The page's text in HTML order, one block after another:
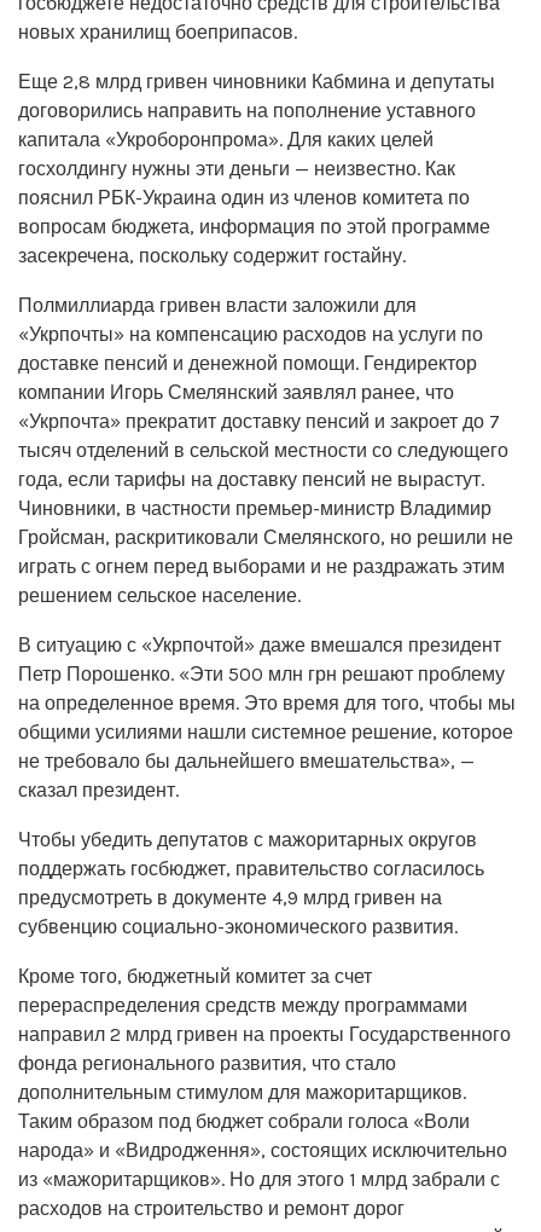
новых хранилищ боеприпасов.
Еще 2,8 млрд гривен чиновники Кабмина и депутаты
договорились направить на пополнение уставного
капитала «Укроборонпрома». Для каких целей
госхолдингу нужны эти деньги — неизвестно. Как
пояснил РБК-Украина один из членов комитета по
вопросам бюджета, информация по этой программе
засекречена, поскольку содержит гостайну.
Полмиллиарда гривен власти заложили для
«Укрпочты» на компенсацию расходов на услуги по
доставке пенсий и денежной помощи. Гендиректор
компании Игорь Смелянский заявлял ранее, что
«Укрпочта» прекратит доставку пенсий и закроет до 7
тысяч отделений в сельской местности со следующего
года, если тарифы на доставку пенсий не вырастут.
Чиновники, в частности премьер-министр Владимир
Гройсман, раскритиковали Смелянского, но решили не
играть с огнем перед выборами и не раздражать этим
решением сельское население.
В ситуацию с «Укрпочтой» даже вмешался президент
Петр Порошенко. «Эти 500 млн грн решают проблему
на определенное время. Это время для того, чтобы мы
общими усилиями нашли системное решение, которое
не требовало бы дальнейшего вмешательства», —
сказал президент.
Чтобы убедить депутатов с мажоритарных округов
поддержать госбюджет, правительство согласилось
предусмотреть в документе 4,9 млрд гривен на
субвенцию социально-экономического развития.
Кроме того, бюджетный комитет за счет
перераспределения средств между программами
направил 2 млрд гривен на проекты Государственного
фонда регионального развития, что стало
дополнительным стимулом для мажоритарщиков.
Таким образом под бюджет собрали голоса «Воли
народа» и «Видродження», состоящих исключительно
из «мажоритарщиков». Но для этого 1 млрд забрали с
расходов на строительство и ремонт дорог